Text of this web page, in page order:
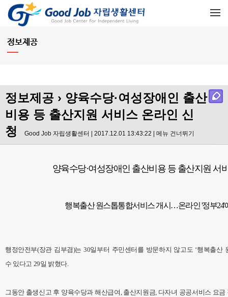
메뉴 건너뛰기
정보제공
정보제공 › 양육수당·여성장애인 출산
비용 등 출산지원 서비스 온라인 신
청
Good Job 자립생활센터 | 2017.12.01 13:43:22 | 메뉴 건너뛰기
양육수당·여성장애인 출산비용 등 출산지원 서
행복출산 원스톱통합서비스 개시…온라인 '정부24'
행정안전부(장관 김부겸)는 30일부터 주민센터를 방문하지 않고도 ‘행복출산
수 있다고 29일 밝혔다.
그동안 출생신고 후 양육수당과 해산급여, 출산지원금, 다자녀 공공서비스 요